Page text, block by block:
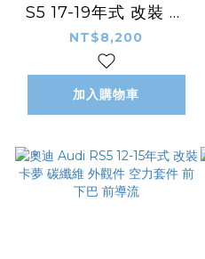
S5 17-19年式 改裝 卡
夢 碳纖維 外觀件 空力
套件 A款 前保桿 風刀
NT$8,200
加入購物車